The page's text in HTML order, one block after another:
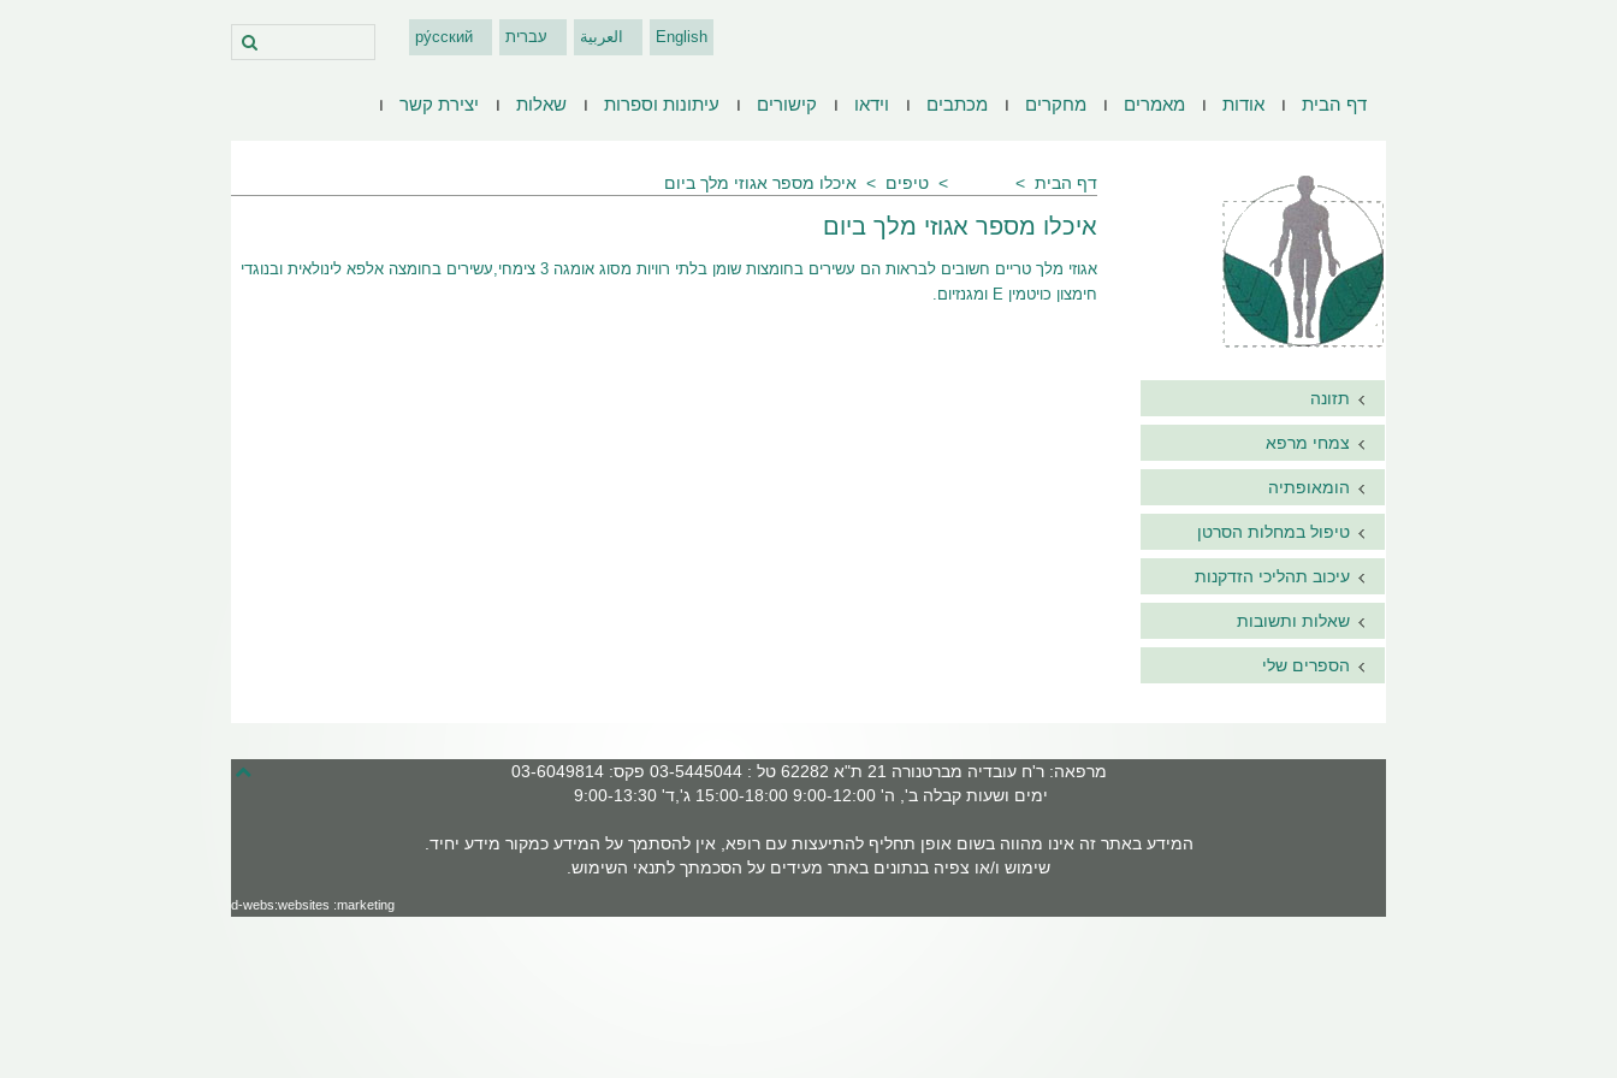
English العربية עברית ру́сский
דף הבית אודות מאמרים מחקרים מכתבים וידאו קישורים עיתונות וספרות שאלות יצירת קשר
דף הבית טיפים איכלו מספר אגוזי מלך ביום
איכלו מספר אגוזי מלך ביום
אגוזי מלך טריים
חשובים לבראות הם עשירים בחומצות שומן בלתי רוויות מסוג אומגה 3 צימחי,עשירים בחומצה אלפא לינולאית ובנוגדי
חימצון כויטמין E ומגנזיום.
תזונה
צמחי מרפא
הומאופתיה
טיפול במחלות הסרטן
עיכוב תהליכי הזדקנות
שאלות ותשובות
הספרים שלי
מרפאה: ר'ח עובדיה מברטנורה 21 ת"א 62282 טל : 03-5445044 פקס: 03-6049814
ימים ושעות קבלה ב', ה' 9:00-12:00 15:00-18:00 ג',ד' 9:00-13:30
המידע באתר זה אינו מהווה בשום אופן תחליף להתיעצות עם רופא, אין להסתמך על המידע כמקור מידע יחיד.
שימוש ו/או צפיה בנתונים באתר מעידים על הסכמתך לתנאי השימוש.
d-webs:websites :marketing